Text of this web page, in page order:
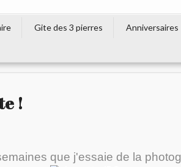
Gite des 3 pierres Anniversaires
!
que j'essaie de la